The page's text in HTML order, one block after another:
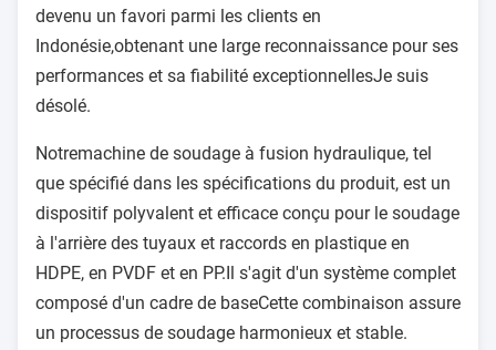
devenu un favori parmi les clients en
Indonésie,obtenant une large reconnaissance pour ses
performances et sa fiabilité exceptionnellesJe suis
désolé.
Notremachine de soudage à fusion hydraulique, tel
que spécifié dans les spécifications du produit, est un
dispositif polyvalent et efficace conçu pour le soudage
à l'arrière des tuyaux et raccords en plastique en
HDPE, en PVDF et en PP.Il s'agit d'un système complet
composé d'un cadre de baseCette combinaison assure
un processus de soudage harmonieux et stable.